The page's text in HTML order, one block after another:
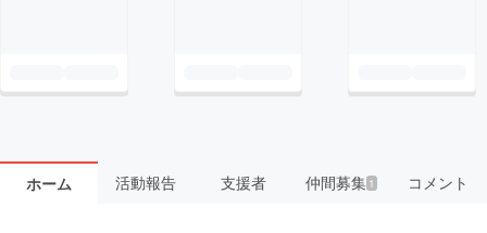
ホーム 活動報告 支援者 仲間募集 1 コメント